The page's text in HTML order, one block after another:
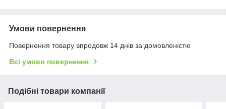
Умови повернення
Повернення товару впродовж 14 днів за домовленістю
Всі умови повернення
Подібні товари компанії